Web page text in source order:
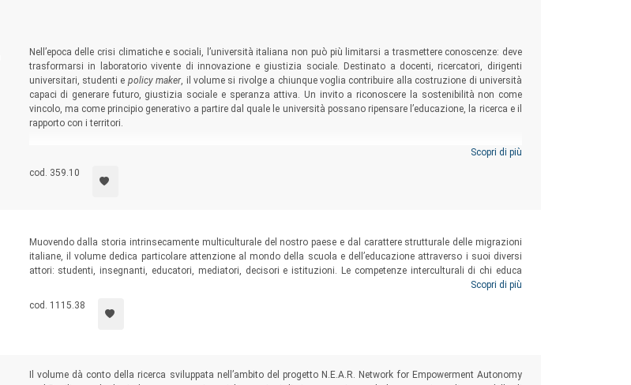
Nell’epoca delle crisi climatiche e sociali, l’università italiana non può più limitarsi a trasmettere conoscenze: deve
trasformarsi in laboratorio vivente di innovazione e giustizia sociale. Destinato a docenti, ricercatori, dirigenti
universitari, studenti e policy maker, il volume si rivolge a chiunque voglia contribuire alla costruzione di università
capaci di generare futuro, giustizia sociale e speranza attiva. Un invito a riconoscere la sostenibilità non come
vincolo, ma come principio generativo a partire dal quale le università possano ripensare l’educazione, la ricerca e il
rapporto con i territori.
Scopri di più
cod. 359.10
Muovendo dalla storia intrinsecamente multiculturale del nostro paese e dal carattere strutturale delle migrazioni
italiane, il volume dedica particolare attenzione al mondo della scuola e dell’educazione attraverso i suoi diversi
attori: studenti, insegnanti, educatori, mediatori, decisori e istituzioni. Le competenze interculturali di chi educa
rivestono un ruolo decisivo per mettere in discussione il paradigma etnocentrico che caratterizza il sistema
educativo e formativo italiano. Per incidere in profondità sui processi sociali, tuttavia, la prospettiva pedagogica
interculturale deve andare oltre la scuola e permeare tutti i contesti socio-educativi.
Scopri di più
cod. 1115.38
Il volume dà conto della ricerca sviluppata nell’ambito del progetto N.E.A.R. Network for Empowerment Autonomy